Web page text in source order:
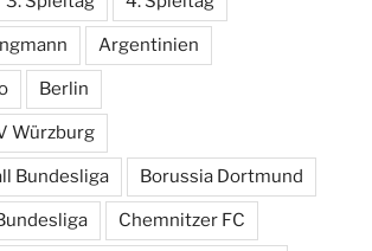
Argentinien
Berlin
Würzburg
Bundesliga Borussia Dortmund
Chemnitzer FC